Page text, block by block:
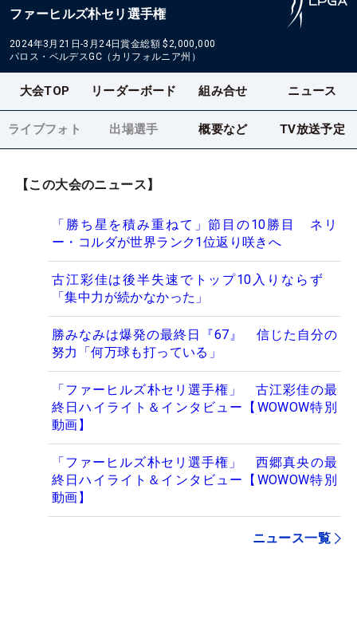
ファーヒルズ朴セリ選手権
2024年3月21日-3月24日賞金総額 $2,000,000
パロス・ベルデスGC（カリフォルニア州）
大会TOP リーダーボード 組み合せ ニュース
ライブフォト 出場選手 概要など TV放送予定
【この大会のニュース】
「勝ち星を積み重ねて」節目の10勝目 ネリ
ー・コルダが世界ランク1位返り咲きへ
古江彩佳は後半失速でトップ10入りならず
「集中力が続かなかった」
勝みなみは爆発の最終日『67』 信じた自分の
努力「何万球も打っている」
「ファーヒルズ朴セリ選手権」 古江彩佳の最
終日ハイライト＆インタビュー【WOWOW特別
動画】
「ファーヒルズ朴セリ選手権」 西郷真央の最
終日ハイライト＆インタビュー【WOWOW特別
動画】
ニュース一覧